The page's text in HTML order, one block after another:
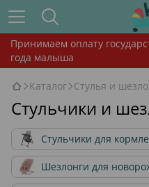
Принимаем оплату
года малыша
Каталог Стулья и
Стульчики и
Стульчики для
Шезлонги для